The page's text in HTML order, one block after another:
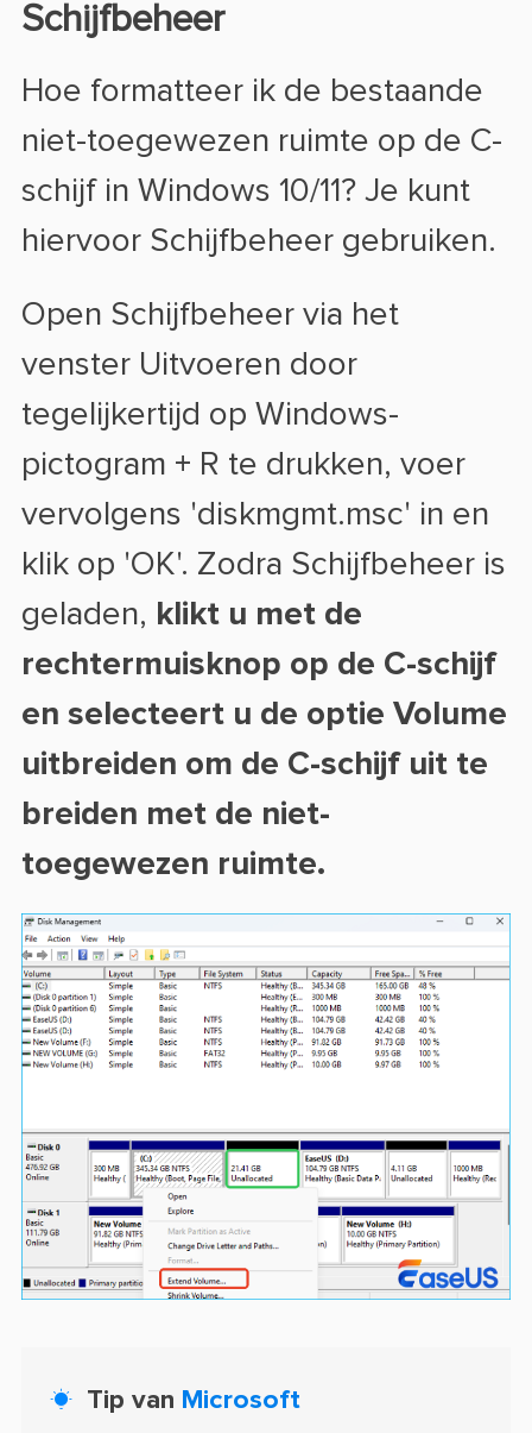
Schijfbeheer
Hoe formatteer ik de bestaande
niet-toegewezen ruimte op de C-
schijf in Windows 10/11? Je kunt
hiervoor Schijfbeheer gebruiken.
Open Schijfbeheer via het
venster Uitvoeren door
tegelijkertijd op Windows-
pictogram + R te drukken, voer
vervolgens 'diskmgmt.msc' in en
klik op 'OK'. Zodra Schijfbeheer is
geladen, klikt u met de
rechtermuisknop op de C-schijf
en selecteert u de optie Volume
uitbreiden om de C-schijf uit te
breiden met de niet-
toegewezen ruimte.
 Tip van Microsoft